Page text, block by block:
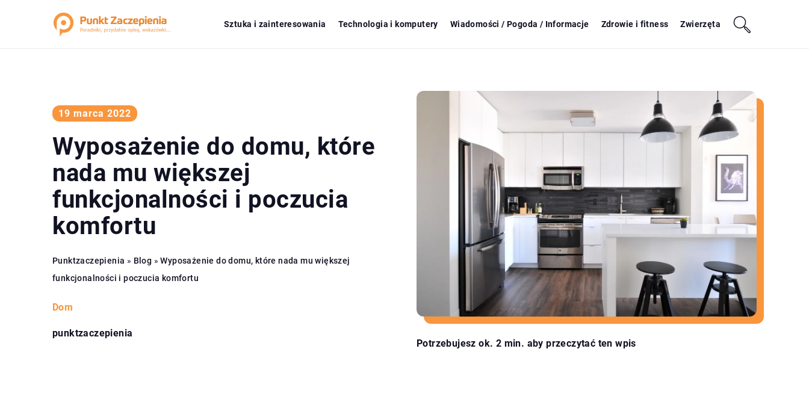
Sztuka i zainteresowania Technologia i komputery Wiadomości / Pogoda / Informacje Zdrowie i fitness Zwierzęta
19 marca 2022
Wyposażenie do domu, które
nada mu większej
funkcjonalności i poczucia
komfortu
Punktzaczepienia » Blog »Wyposażenie do domu, które nada mu większej
funkcjonalności i poczucia komfortu
Dom
punktzaczepienia
Potrzebujesz ok. 2 min. aby przeczytać ten wpis